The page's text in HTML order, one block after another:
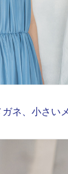
ネ、小さい